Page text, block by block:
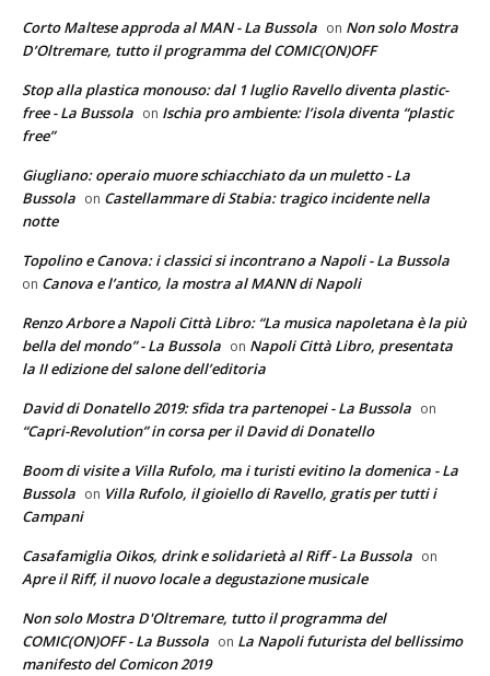
Corto Maltese approda al MAN - La Bussola on Non solo Mostra
D’Oltremare, tutto il programma del COMIC(ON)OFF
Stop alla plastica monouso: dal 1 luglio Ravello diventa plastic-
free - La Bussola on Ischia pro ambiente: l’isola diventa “plastic
free”
Giugliano: operaio muore schiacchiato da un muletto - La
Bussola on Castellammare di Stabia: tragico incidente nella
notte
Topolino e Canova: i classici si incontrano a Napoli - La Bussola
on Canova e l’antico, la mostra al MANN di Napoli
Renzo Arbore a Napoli Città Libro: “La musica napoletana è la più
bella del mondo” - La Bussola on Napoli Città Libro, presentata
la II edizione del salone dell’editoria
David di Donatello 2019: sfida tra partenopei - La Bussola on
“Capri-Revolution” in corsa per il David di Donatello
Boom di visite a Villa Rufolo, ma i turisti evitino la domenica - La
Bussola on Villa Rufolo, il gioiello di Ravello, gratis per tutti i
Campani
Casafamiglia Oikos, drink e solidarietà al Riff - La Bussola on
Apre il Riff, il nuovo locale a degustazione musicale
Non solo Mostra D'Oltremare, tutto il programma del
COMIC(ON)OFF - La Bussola on La Napoli futurista del bellissimo
manifesto del Comicon 2019